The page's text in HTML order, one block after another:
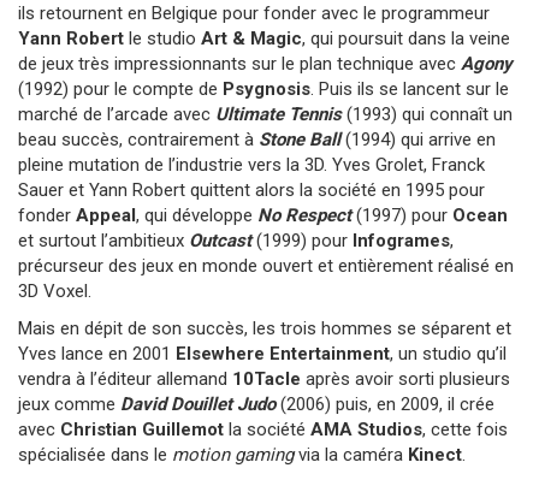
ils retournent en Belgique pour fonder avec le programmeur
Yann Robert le studio Art & Magic, qui poursuit dans la veine
de jeux très impressionnants sur le plan technique avec Agony
(1992) pour le compte de Psygnosis. Puis ils se lancent sur le
marché de l’arcade avec Ultimate Tennis(1993) qui connaît un
beau succès, contrairement à Stone Ball(1994) qui arrive en
pleine mutation de l’industrie vers la 3D. Yves Grolet, Franck
Sauer et Yann Robert quittent alors la société en 1995 pour
fonder Appeal, qui développe No Respect(1997) pour Ocean
et surtout l’ambitieux Outcast(1999) pour Infogrames,
précurseur des jeux en monde ouvert et entièrement réalisé en
3D Voxel.
Mais en dépit de son succès, les trois hommes se séparent et
Yves lance en 2001 Elsewhere Entertainment, un studio qu’il
vendra à l’éditeur allemand 10Tacle après avoir sorti plusieurs
jeux comme David Douillet Judo(2006) puis, en 2009, il crée
avec Christian Guillemot la société AMA Studios, cette fois
spécialisée dans le motion gamingvia la caméra Kinect.